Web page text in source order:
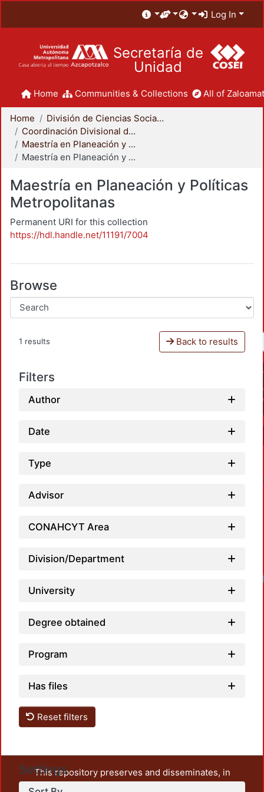
Log In
Secretaría de
Unidad
Home Communities & Collections All of
Home
División de Ciencias Sociales y Humanidades
Coordinación Divisional de Posgrado
Maestría en Planeación y Políticas Metropolitanas
Maestría en Planeación y Políticas Metropolitanas
Maestría en Planeación y Políticas
Metropolitanas
Permanent URI for this collection
https://hdl.handle.net/11191/7004
Browse
1 results Back to results
Filters
Author
Date
Type
Advisor
CONAHCYT Area
Division/Department
University
Degree obtained
Program
Has files
Reset filters
Settings
This repository preserves and disseminates, in
unrestricted open access, the teaching and research